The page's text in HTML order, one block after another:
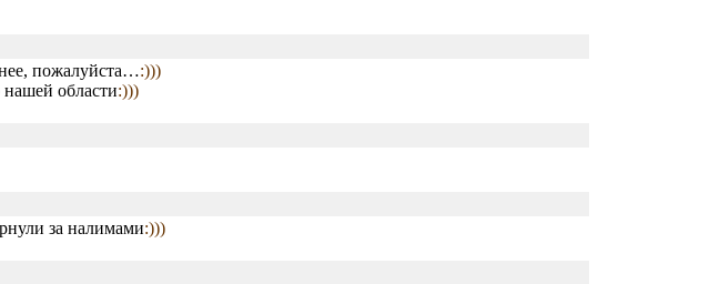
пожалуйста…:)))
области:)))
за налимами:)))